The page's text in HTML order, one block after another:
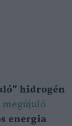
hidrogén
megújuló
energia